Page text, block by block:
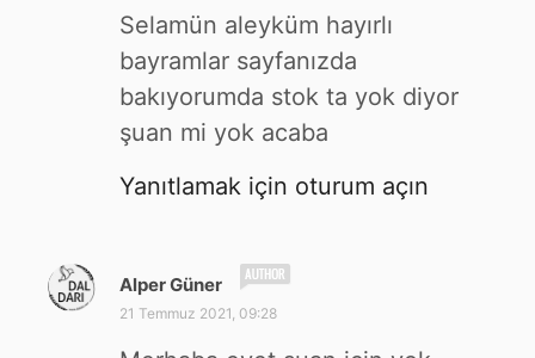
i
k
:
Selamün aleyküm hayırlı
bayramlar sayfanızda
bakıyorumda stok ta yok diyor
şuan mi yok acaba
Yanıtlamak için oturum açın
Alper Güner
21 Temmuz 2021, 09:28